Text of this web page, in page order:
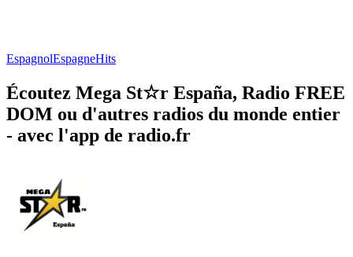
EspagnolEspagneHits
Écoutez Mega St☆r España, Radio FREE
DOM ou d'autres radios du monde entier
- avec l'app de radio.fr